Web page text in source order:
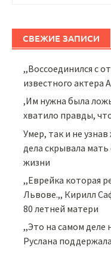
СВЕЖИЕ ЗАПИСИ
,,Воссоединился с
известного актера
,Им нужна была
хватило правды,
Умер, так и не
дела скрывала
жизни
,,Еврейка которая
Львове.,, Кирилл
80 летней матери
,,Это на самом деле
Руслана